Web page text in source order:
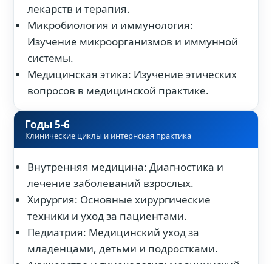
лекарств и терапия.
Микробиология и иммунология:
Изучение микроорганизмов и иммунной
системы.
Медицинская этика: Изучение этических
вопросов в медицинской практике.
Годы 5-6
Клинические циклы и интернская практика
Внутренняя медицина: Диагностика и
лечение заболеваний взрослых.
Хирургия: Основные хирургические
техники и уход за пациентами.
Педиатрия: Медицинский уход за
младенцами, детьми и подростками.